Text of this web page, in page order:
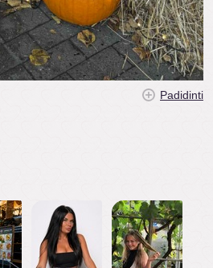
Padidinti